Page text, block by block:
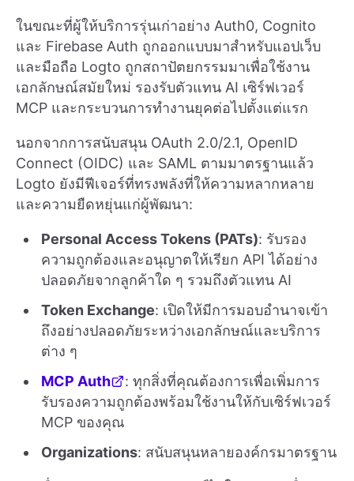
ในขณะที่ผู้ให้บริการรุ่นเก่าอย่าง Auth0, Cognito
และ Firebase Auth ถูกออกแบบมาสำหรับแอปเว็บ
และมือถือ Logto ถูกสถาปัตยกรรมมาเพื่อใช้งาน
เอกลักษณ์สมัยใหม่ รองรับตัวแทน AI เซิร์ฟเวอร์
MCP และกระบวนการทำงานยุคต่อไปตั้งแต่แรก
นอกจากการสนับสนุน OAuth 2.0/2.1, OpenID
Connect (OIDC) และ SAML ตามมาตรฐานแล้ว
Logto ยังมีฟีเจอร์ที่ทรงพลังที่ให้ความหลากหลาย
และความยืดหยุ่นแก่ผู้พัฒนา:
Personal Access Tokens (PATs): รับรอง
ความถูกต้องและอนุญาตให้เรียก API ได้อย่าง
ปลอดภัยจากลูกค้าใด ๆ รวมถึงตัวแทน AI
Token Exchange: เปิดให้มีการมอบอำนาจเข้า
ถึงอย่างปลอดภัยระหว่างเอกลักษณ์และบริการ
ต่าง ๆ
MCP Auth
: ทุกสิ่งที่คุณต้องการเพื่อเพิ่มการ
รับรองความถูกต้องพร้อมใช้งานให้กับเซิร์ฟเวอร์
MCP ของคุณ
Organizations: สนับสนุนหลายองค์กรมาตรฐาน